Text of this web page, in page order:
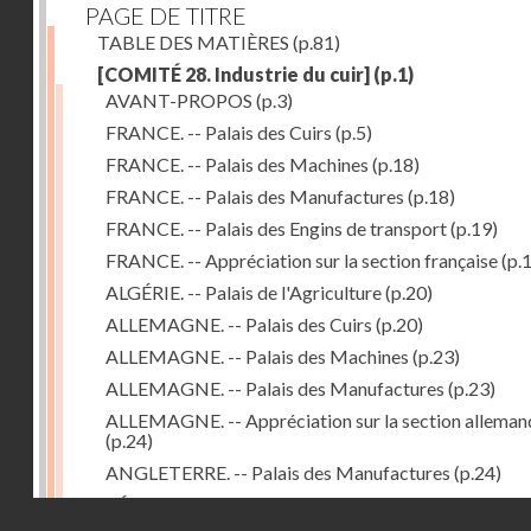
PAGE DE TITRE
TABLE DES MATIÈRES (p.81)
[COMITÉ 28. Industrie du cuir] (p.1)
AVANT-PROPOS (p.3)
FRANCE. -- Palais des Cuirs (p.5)
FRANCE. -- Palais des Machines (p.18)
FRANCE. -- Palais des Manufactures (p.18)
FRANCE. -- Palais des Engins de transport(p.19)
FRANCE. -- Appréciation sur la section française
ALGÉRIE. -- Palais de l'Agriculture(p.20)
ALLEMAGNE. -- Palais des Cuirs (p.20)
ALLEMAGNE. -- Palais des Machines (p.23)
ALLEMAGNE. -- Palais des Manufactures (p.23)
ALLEMAGNE. -- Appréciation sur la section
(p.24)
ANGLETERRE. -- Palais des Manufactures (p.24)
RÉPUBLIQUE ARGENTINE. -- Palais de